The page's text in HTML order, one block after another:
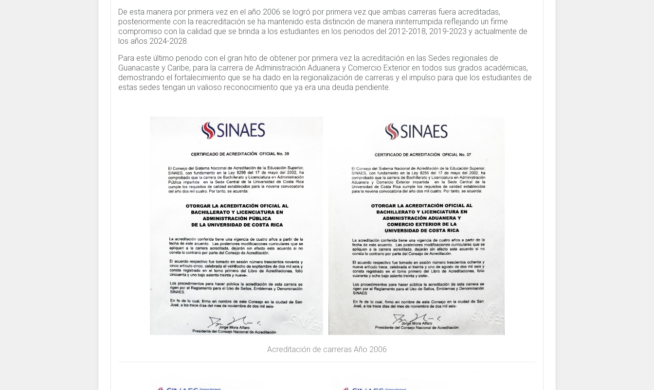
De esta manera por primera vez en el año 2006 se logró por primera vez que ambas carreras fuera acreditadas,
posteriormente con la reacreditación se ha mantenido esta distinción de manera ininterrumpida reflejando un firme
compromiso con la calidad que se brinda a los estudiantes en los periodos del 2012-2018, 2019-2023 y actualmente de
los años 2024-2028.
Para este último periodo con el gran hito de obtener por primera vez la acreditación en las Sedes regionales de
Guanacaste y Caribe, para la carrera de Administración Aduanera y Comercio Exterior en todos sus grados académicas,
demostrando el fortalecimiento que se ha dado en la regionalización de carreras y el impulso para que los estudiantes de
estas sedes tengan un valioso reconocimiento que ya era una deuda pendiente.
Acreditación de carreras Año 2006